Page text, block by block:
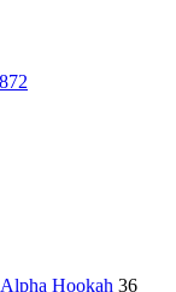
Alpha Hookah 36